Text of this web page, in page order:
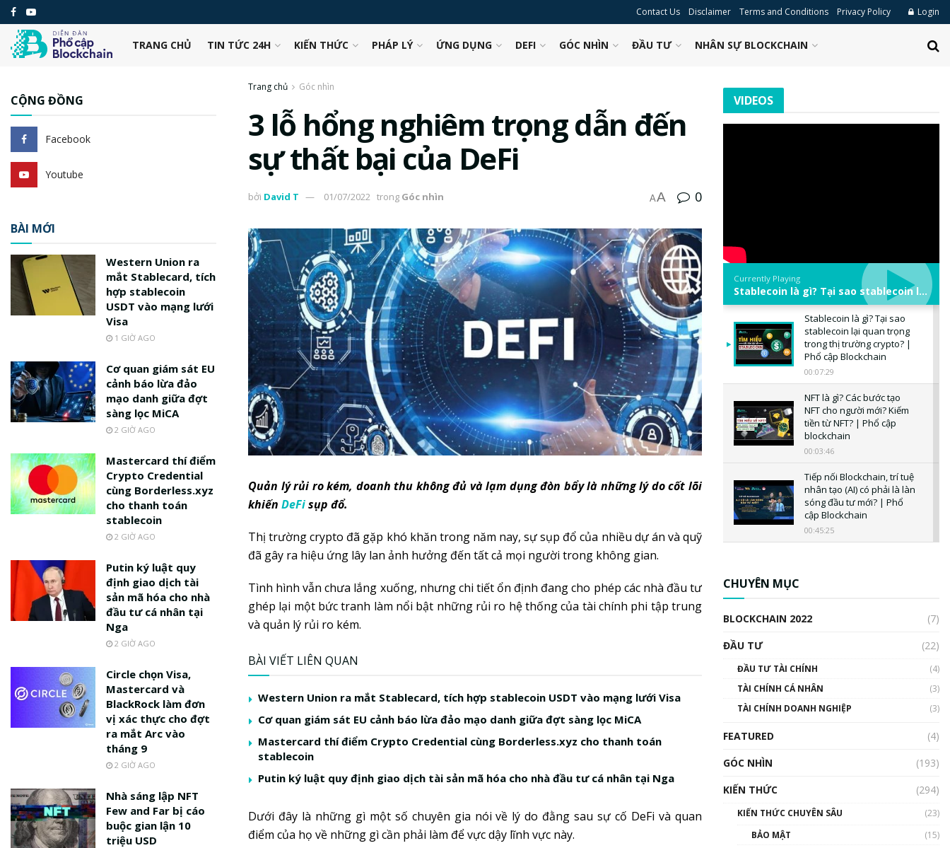
Contact Us Disclaimer Terms and Conditions Privacy Policy Login
TRANG CHỦ TIN TỨC 24H KIẾN THỨC PHÁP LÝ ỨNG DỤNG DEFI GÓC NHÌN ĐẦU TƯ NHÂN SỰ BLOCKCHAIN
Trang chủ Góc nhìn
3 lỗ hổng nghiêm trọng dẫn đến
sự thất bại của DeFi
bởi David T 01/07/2022 trong Góc nhìn AA 0
Quản lý rủi ro kém, doanh thu không đủ và lạm dụng đòn bẩy là những lý do cốt lõi
khiến DeFisụp đổ.
Thị trường crypto đã gặp khó khăn trong năm nay, sự sụp đổ của nhiều dự án và quỹ
đã gây ra hiệu ứng lây lan ảnh hưởng đến tất cả mọi người trong không gian.
Tình hình vẫn chưa lắng xuống, nhưng chi tiết ổn định đang cho phép các nhà đầu tư
ghép lại một bức tranh làm nổi bật những rủi ro hệ thống của tài chính phi tập trung
và quản lý rủi ro kém.
BÀI VIẾT LIÊN QUAN
Western Union ra mắt Stablecard, tích hợp stablecoin USDT vào mạng lưới Visa
Cơ quan giám sát EU cảnh báo lừa đảo mạo danh giữa đợt sàng lọc MiCA
Mastercard thí điểm Crypto Credential cùng Borderless.xyz cho thanh toán
stablecoin
Putin ký luật quy định giao dịch tài sản mã hóa cho nhà đầu tư cá nhân tại Nga
Dưới đây là những gì một số chuyên gia nói về lý do đằng sau sự cố DeFi và quan
điểm của họ về những gì cần phải làm để vực dậy lĩnh vực này.
CỘNG ĐỒNG
Facebook
Youtube
BÀI MỚI
Western Union ra
mắt Stablecard, tích
hợp stablecoin
USDT vào mạng lưới
Visa
1 GIỜ AGO
Cơ quan giám sát EU
cảnh báo lừa đảo
mạo danh giữa đợt
sàng lọc MiCA
2 GIỜ AGO
Mastercard thí điểm
Crypto Credential
cùng Borderless.xyz
cho thanh toán
stablecoin
2 GIỜ AGO
Putin ký luật quy
định giao dịch tài
sản mã hóa cho nhà
đầu tư cá nhân tại
Nga
2 GIỜ AGO
Circle chọn Visa,
Mastercard và
BlackRock làm đơn
vị xác thực cho đợt
ra mắt Arc vào
tháng 9
2 GIỜ AGO
Nhà sáng lập NFT
Few and Far bị cáo
buộc gian lận 10
triệu USD
VIDEOS
Currently Playing
Stablecoin là gì? Tại sao stablecoin lại quan trọng trong thị trường crypto? | Phổ cập Blockchain
Stablecoin là gì? Tại sao
stablecoin lại quan trọng
trong thị trường crypto? |
Phổ cập Blockchain
00:07:29
NFT là gì? Các bước tạo
NFT cho người mới? Kiếm
tiền từ NFT? | Phổ cập
blockchain
00:03:46
Tiếp nối Blockchain, trí tuệ
nhân tạo (AI) có phải là làn
sóng đầu tư mới? | Phổ
cập Blockchain
00:45:25
uptrend trong năm 2023? |
Phổ cập Blockchain
00:02:14
Nhìn lại năm 2022: Những
nhân vật ảnh hưởng nhất
hệ sinh thái tiền mã hoá |
CHUYÊN MỤC
BLOCKCHAIN 2022
(7)
ĐẦU TƯ
(22)
ĐẦU TƯ TÀI CHÍNH
(4)
TÀI CHÍNH CÁ NHÂN
(3)
TÀI CHÍNH DOANH NGHIỆP
(3)
FEATURED
(4)
GÓC NHÌN
(193)
KIẾN THỨC
(294)
KIẾN THỨC CHUYÊN SÂU
(23)
BẢO MẬT
(15)